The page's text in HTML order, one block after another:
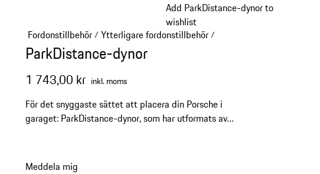
Add ParkDistance-dynor to
wishlist
Fordonstillbehör/ Ytterligare fordonstillbehör/
ParkDistance-dynor
1 743,00 kr inkl. moms
För det snyggaste sättet att placera din Porsche i
garaget: ParkDistance-dynor, som har utformats av
bokstäver på baksidan.
Meddela mig